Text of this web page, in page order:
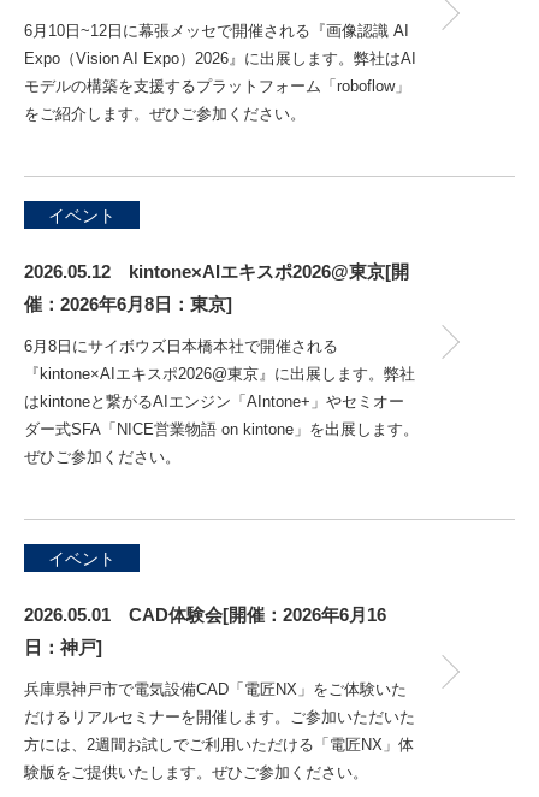
6月10日~12日に幕張メッセで開催される『画像認識 AI
Expo（Vision AI Expo）2026』に出展します。弊社はAI
モデルの構築を支援するプラットフォーム「roboflow」
をご紹介します。ぜひご参加ください。
イベント
2026.05.12 kintone×AIエキスポ2026@東京[開
催：2026年6月8日：東京]
6月8日にサイボウズ日本橋本社で開催される
『kintone×AIエキスポ2026@東京』に出展します。弊社
はkintoneと繋がるAIエンジン「AIntone+」やセミオー
ダー式SFA「NICE営業物語 on kintone」を出展します。
ぜひご参加ください。
イベント
2026.05.01 CAD体験会[開催：2026年6月16
日：神戸]
兵庫県神戸市で電気設備CAD「電匠NX」をご体験いた
だけるリアルセミナーを開催します。ご参加いただいた
方には、2週間お試しでご利用いただける「電匠NX」体
験版をご提供いたします。ぜひご参加ください。